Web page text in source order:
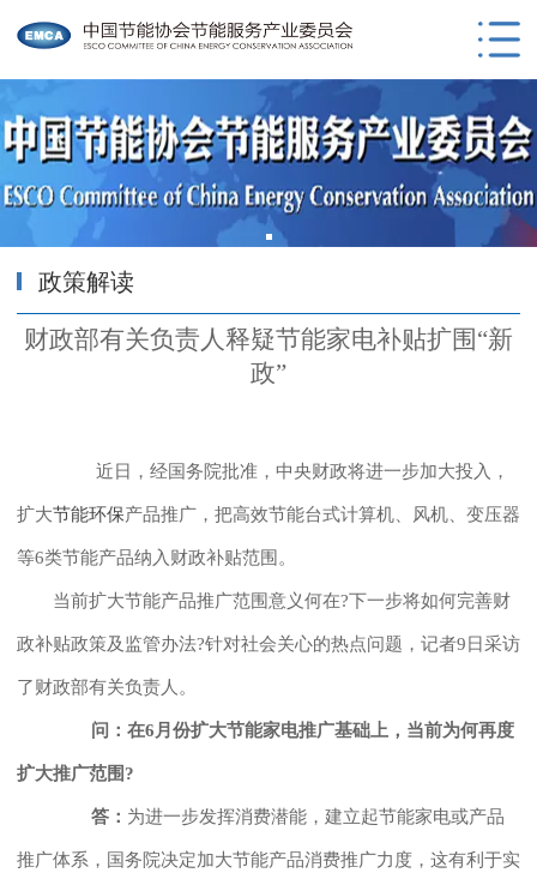
政策解读
财政部有关负责人释疑节能家电补贴扩围“新
政”
近日，经国务院批准，中央财政将进一步加大投入，
扩大节能环保产品推广，把高效节能台式计算机、风机、变压器
等6类节能产品纳入财政补贴范围。
当前扩大节能产品推广范围意义何在?下一步将如何完善财
政补贴政策及监管办法?针对社会关心的热点问题，记者9日采访
了财政部有关负责人。
问：在6月份扩大节能家电推广基础上，当前为何再度
扩大推广范围?
答： 为进一步发挥消费潜能，建立起节能家电或产品
推广体系，国务院决定加大节能产品消费推广力度，这有利于实